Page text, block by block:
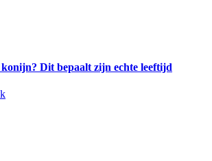
Dit bepaalt zijn echte leeftijd